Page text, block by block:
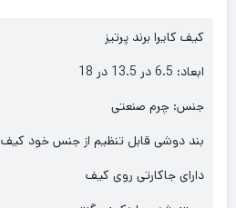
کیف کایرا برند پرتیز
ابعاد: 6.5 در 13.5 در 18
جنس: چرم صنعتی
بند دوشی قابل تنظیم از جنس خود کیف
دارای جاکارتی روی کیف